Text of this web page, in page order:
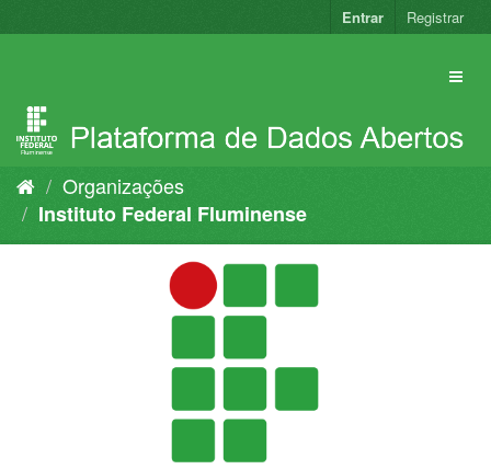
para
Entrar Registrar
Organizações
Instituto Federal Fluminense